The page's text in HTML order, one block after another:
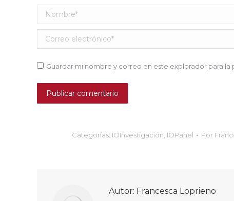
Nombre *
Correo electrónico *
Guardar mi nombre y correo en este explorador para
Publicar comentario
Categorías: IOInvestigación, IOPanel Por
Autor: Francesca Loprieno